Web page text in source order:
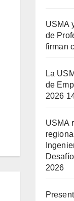
USMA
de
firman
La
de
2026
USMA
2026